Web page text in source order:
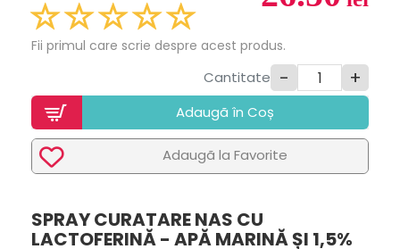
Fii primul care scrie despre acest produs.
Cantitate - +
Adaugã în Coș
Adaugã la Favorite
SPRAY CURATARE NAS CU
LACTOFERINĂ - APĂ MARINĂ ȘI 1,5%